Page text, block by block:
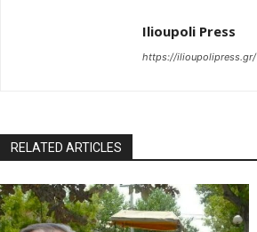
Ilioupoli Press
https://ilioupolipress.gr/
RELATED ARTICLES